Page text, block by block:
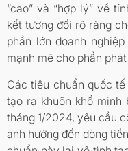
“cao” và “hợp lý” về
kết tương đối rõ ràng
phần lớn doanh
mạnh mẽ cho phần
Các tiêu chuẩn quốc
tạo ra khuôn khổ minh
tháng 1/2024, yêu cầu
ảnh hưởng đến dòng